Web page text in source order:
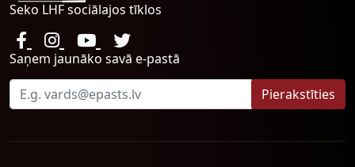
Seko LHF sociālajos tīklos
Saņem jaunāko savā e-pastā